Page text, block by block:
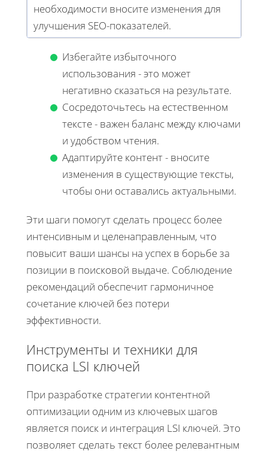
необходимости вносите изменения для
улучшения SEO-показателей.
Избегайте избыточного
использования - это может
негативно сказаться на результате.
Сосредоточьтесь на естественном
тексте - важен баланс между ключами
и удобством чтения.
Адаптируйте контент - вносите
изменения в существующие тексты,
чтобы они оставались актуальными.
Эти шаги помогут сделать процесс более
интенсивным и целенаправленным, что
повысит ваши шансы на успех в борьбе за
позиции в поисковой выдаче. Соблюдение
рекомендаций обеспечит гармоничное
сочетание ключей без потери
эффективности.
Инструменты и техники для
поиска LSI ключей
При разработке стратегии контентной
оптимизации одним из ключевых шагов
является поиск и интеграция LSI ключей. Это
позволяет сделать текст более релевантным